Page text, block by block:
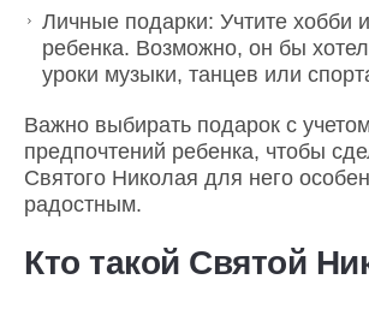
Личные подарки: Учтите хобби
ребенка. Возможно, он бы
уроки музыки, танцев или
Важно выбирать подарок с
предпочтений ребенка, чтобы
Святого Николая для него
радостным.
Кто такой Святой